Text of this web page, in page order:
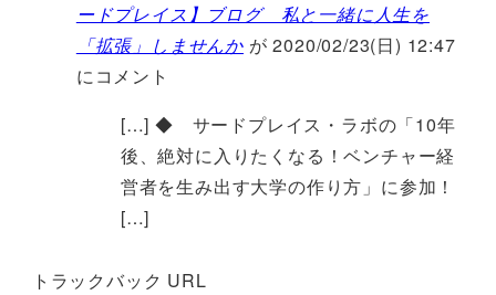
ードプレイス】ブログ 私と一緒に人生を
「拡張」しませんか が 2020/02/23(日) 12:47
にコメント
[…] ◆ サードプレイス・ラボの「10年
後、絶対に入りたくなる！ベンチャー経
営者を生み出す大学の作り方」に参加！
[…]
トラックバック URL